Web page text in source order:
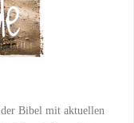
Bibel mit aktuellen